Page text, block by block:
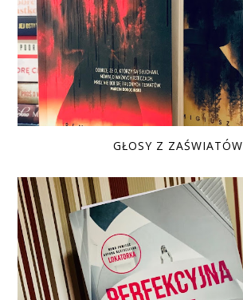
GŁOSY Z ZAŚWIATÓW